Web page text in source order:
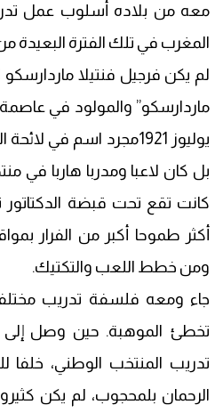
معه من بلاده أسلوب عمل
المغرب في تلك الفترة البعيدة
لم يكن فرجيل فنتيلا
يوليوز 1921مجرد اسم في
بل كان لاعبا ومدربا هاربا في
كانت تقع تحت قبضة
أكثر طموحا أكبر من الفرار
ومن خطط اللعب والتكتيك.
جاء ومعه فلسفة تدريب
تدريب المنتخب الوطني، خلفا
الرحمان بلمحجوب، لم يكن